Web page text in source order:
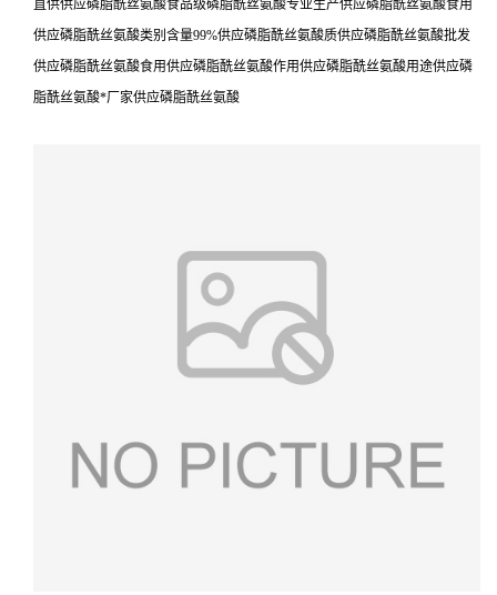
直供供应磷脂酰丝氨酸食品级磷脂酰丝氨酸专业生产供应磷脂酰丝氨酸食用
供应磷脂酰丝氨酸类别含量99%供应磷脂酰丝氨酸质供应磷脂酰丝氨酸批发
供应磷脂酰丝氨酸食用供应磷脂酰丝氨酸作用供应磷脂酰丝氨酸用途供应磷
脂酰丝氨酸*厂家供应磷脂酰丝氨酸